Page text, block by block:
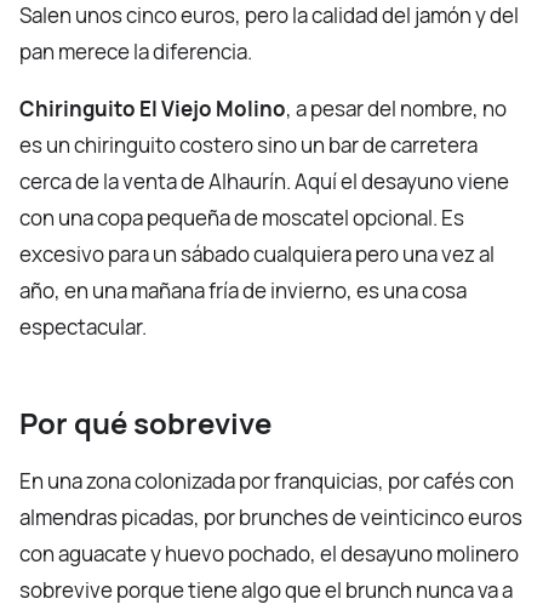
Salen unos cinco euros, pero la calidad del jamón y del
pan merece la diferencia.
Chiringuito El Viejo Molino, a pesar del nombre, no
es un chiringuito costero sino un bar de carretera
cerca de la venta de Alhaurín. Aquí el desayuno viene
con una copa pequeña de moscatel opcional. Es
excesivo para un sábado cualquiera pero una vez al
año, en una mañana fría de invierno, es una cosa
espectacular.
Por qué sobrevive
En una zona colonizada por franquicias, por cafés con
almendras picadas, por brunches de veinticinco euros
con aguacate y huevo pochado, el desayuno molinero
sobrevive porque tiene algo que el brunch nunca va a